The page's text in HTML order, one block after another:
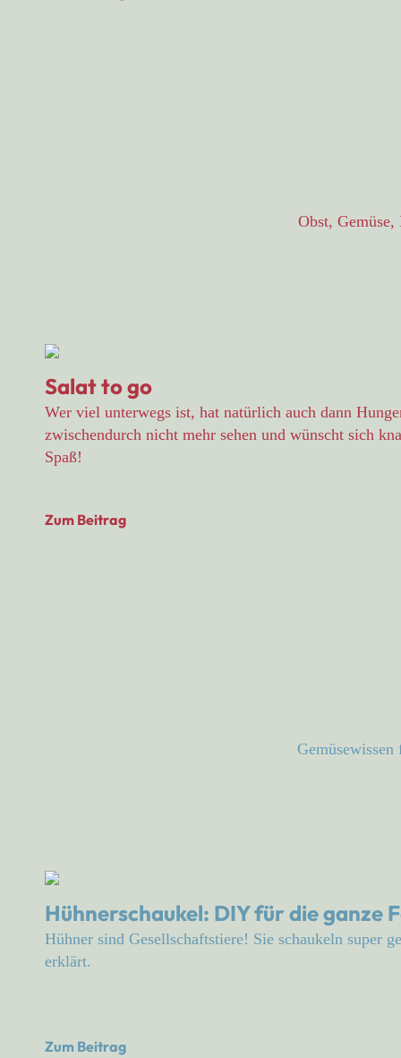
Obst,
Salat to go
Wer viel unterwegs ist, hat natürlich auch dann
zwischendurch nicht mehr sehen und wünscht sich
Spaß!
Zum Beitrag
Hühnerschaukel: DIY für die ganze
Hühner sind Gesellschaftstiere! Sie schaukeln super
erklärt.
Zum Beitrag